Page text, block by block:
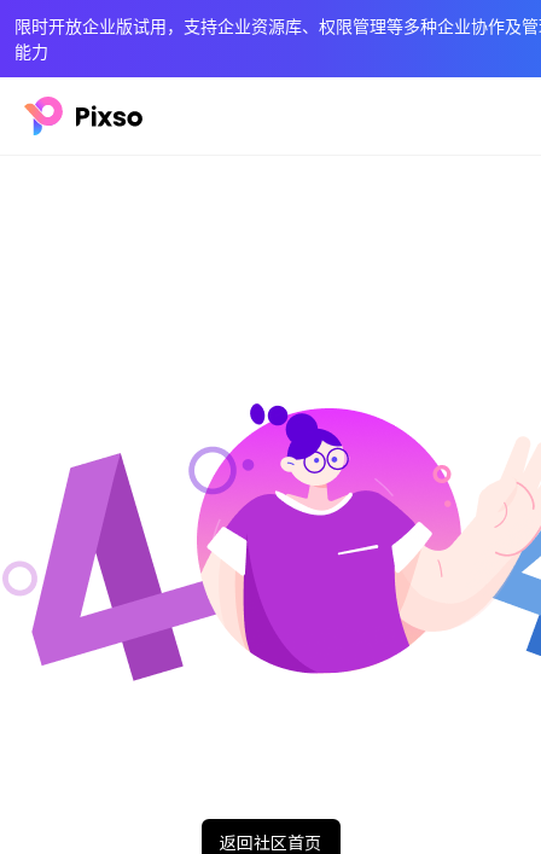
限时开放企业版试用，支持企业资源库、权限管理等多种企业协作及
能力
返回社区首页